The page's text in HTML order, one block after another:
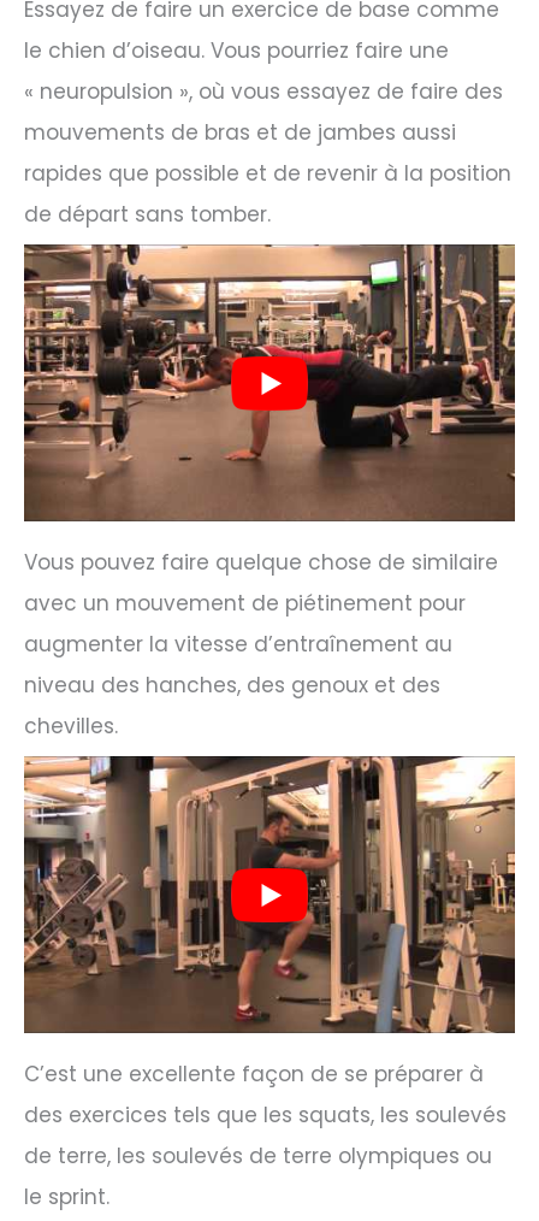
Essayez de faire un exercice de base comme
le chien d’oiseau. Vous pourriez faire une
« neuropulsion », où vous essayez de faire des
mouvements de bras et de jambes aussi
rapides que possible et de revenir à la position
de départ sans tomber.
Vous pouvez faire quelque chose de similaire
avec un mouvement de piétinement pour
augmenter la vitesse d’entraînement au
niveau des hanches, des genoux et des
chevilles.
C’est une excellente façon de se préparer à
des exercices tels que les squats, les soulevés
de terre, les soulevés de terre olympiques ou
le sprint.